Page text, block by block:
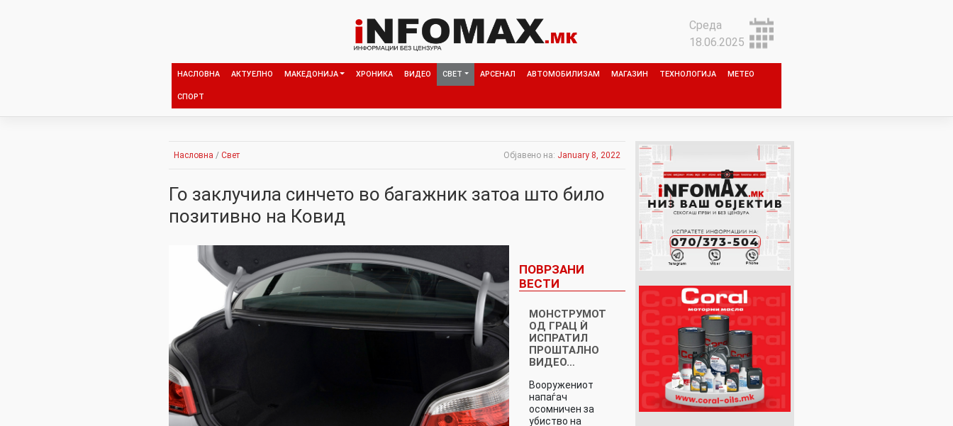
Среда
18.06.2025
НАСЛОВНА АКТУЕЛНО МАКЕДОНИЈА ХРОНИКА ВИДЕО СВЕТ АРСЕНАЛ АВТОМОБИЛИЗАМ МАГАЗИН ТЕХНОЛОГИЈА МЕТЕО
СПОРТ
Насловна / Свет Објавено на: January 8, 2022
Го заклучила синчето во багажник затоа што било
позитивно на Ковид
ПОВРЗАНИ
ВЕСТИ
МОНСТРУМОТ
ОД ГРАЦ Ѝ
ИСПРАТИЛ
ПРОШТАЛНО
ВИДЕО…
Вооружениот
напаѓач
осомничен за
убиство на